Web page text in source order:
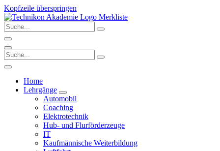
Kopfzeile überspringen
Merkliste
Home
Lehrgänge
Automobil
Coaching
Elektrotechnik
Hub- und Flurförderzeuge
IT
Kaufmännische Weiterbildung